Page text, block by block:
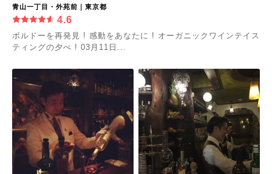
青山一丁目・外苑前｜東京都
4.6
ボルドーを再発見 ! 感動をあなたに ! オーガニックワインテイス
ティングの夕べ ! 03月11日...